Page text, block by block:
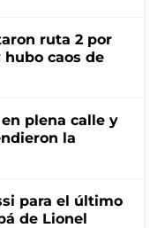
ruta 2 por
caos de
plena calle y
la
para el último
de Lionel